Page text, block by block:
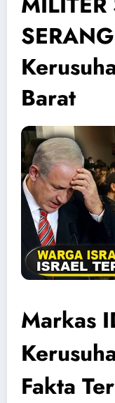
Barat
Markas
Fakta